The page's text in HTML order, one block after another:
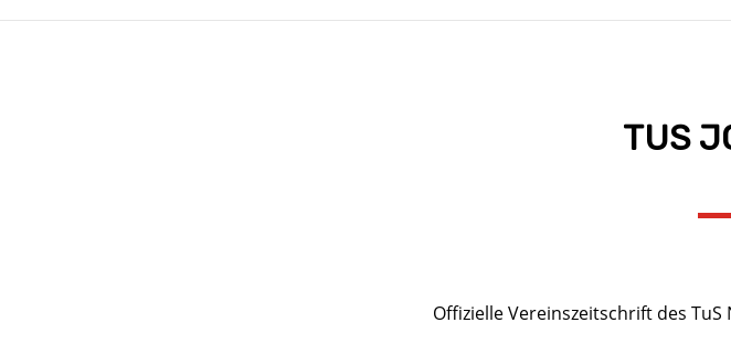
TUS
Offizielle Vereinszeitschrift des